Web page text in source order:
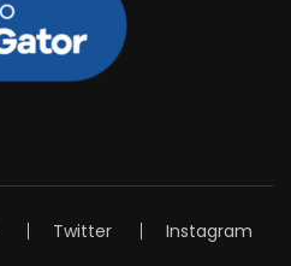
Twitter Instagram